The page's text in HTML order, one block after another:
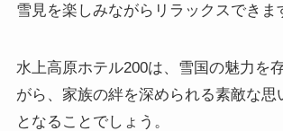
雪見を楽しみながらリラックスできま
水上高原ホテル200は、雪国の魅力を
がら、家族の絆を深められる素敵な思
となることでしょう。